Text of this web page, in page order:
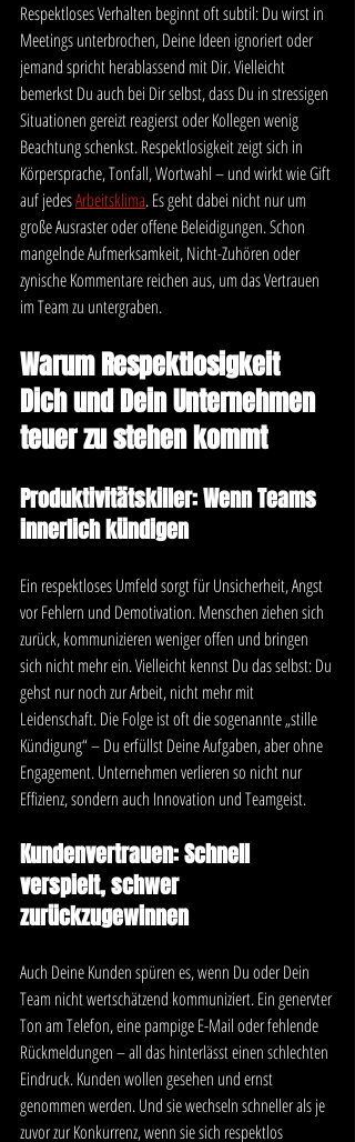
Respektloses Verhalten beginnt oft subtil: Du wirst in
Meetings unterbrochen, Deine Ideen ignoriert oder
jemand spricht herablassend mit Dir. Vielleicht
bemerkst Du auch bei Dir selbst, dass Du in stressigen
Situationen gereizt reagierst oder Kollegen wenig
Beachtung schenkst. Respektlosigkeit zeigt sich in
Körpersprache, Tonfall, Wortwahl – und wirkt wie Gift
auf jedes Arbeitsklima. Es geht dabei nicht nur um
große Ausraster oder offene Beleidigungen. Schon
mangelnde Aufmerksamkeit, Nicht-Zuhören oder
zynische Kommentare reichen aus, um das Vertrauen
im Team zu untergraben.
Warum Respektlosigkeit
Dich und Dein Unternehmen
teuer zu stehen kommt
Produktivitätskiller: Wenn Teams
innerlich kündigen
Ein respektloses Umfeld sorgt für Unsicherheit, Angst
vor Fehlern und Demotivation. Menschen ziehen sich
zurück, kommunizieren weniger offen und bringen
sich nicht mehr ein. Vielleicht kennst Du das selbst: Du
gehst nur noch zur Arbeit, nicht mehr mit
Leidenschaft. Die Folge ist oft die sogenannte „stille
Kündigung“ – Du erfüllst Deine Aufgaben, aber ohne
Engagement. Unternehmen verlieren so nicht nur
Effizienz, sondern auch Innovation und Teamgeist.
Kundenvertrauen: Schnell
verspielt, schwer
zurückzugewinnen
Auch Deine Kunden spüren es, wenn Du oder Dein
Team nicht wertschätzend kommuniziert. Ein genervter
Ton am Telefon, eine pampige E-Mail oder fehlende
Rückmeldungen – all das hinterlässt einen schlechten
Eindruck. Kunden wollen gesehen und ernst
genommen werden. Und sie wechseln schneller als je
zuvor zur Konkurrenz, wenn sie sich respektlos